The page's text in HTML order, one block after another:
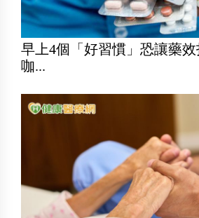
早上4個「好習慣」恐讓藥
咖...